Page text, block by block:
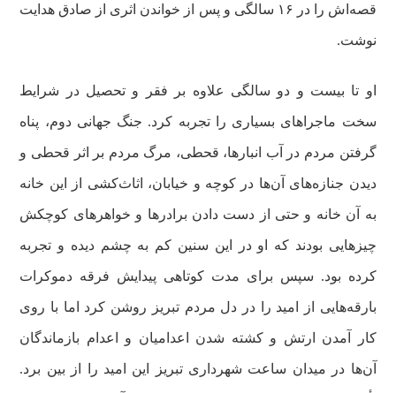
قصه‌اش را در ۱۶ سالگی و پس از خواندن اثری از صادق هدایت
نوشت.
او تا بیست و دو سالگی علاوه بر فقر و تحصیل در شرایط
سخت ماجراهای بسیاری را تجربه کرد. جنگ جهانی دوم، پناه
گرفتن مردم در آب انبارها، قحطی، مرگ مردم بر اثر قحطی و
دیدن جنازه‌های آن‌ها در کوچه و خیابان، اثاث‌کشی از این خانه
به آن خانه و حتی از دست دادن برادرها و خواهرهای کوچکش
چیزهایی بودند که او در این سنین کم به چشم دیده و تجربه
کرده بود. سپس برای مدت کوتاهی پیدایش فرقه دموکرات
بارقه‌هایی از امید را در دل مردم تبریز روشن کرد اما با روی
کار آمدن ارتش و کشته شدن اعدامیان و اعدام بازماندگان
آن‌ها در میدان ساعت شهرداری تبریز این امید را از بین برد.